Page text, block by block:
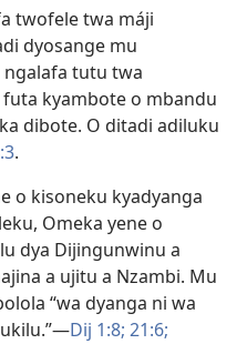
twofele twa máji
dyosange mu
ngalafa tutu twa
kyambote o mbandu
dibote. O ditadi adiluku
.
o kisoneku kyadyanga
Omeka yene o
dya Dijingunwinu a
a ujitu a Nzambi. Mu
“wa dyanga ni wa
Dij 1:8; 21:6;